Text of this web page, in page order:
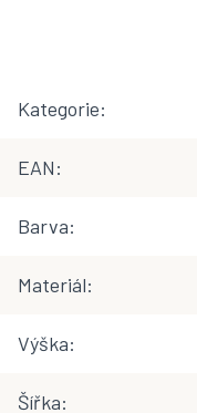
Kategorie:
EAN:
Barva:
Materiál:
Výška:
Šířka: